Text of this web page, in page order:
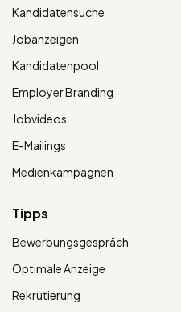
Kandidatensuche
Jobanzeigen
Kandidatenpool
Employer Branding
Jobvideos
E-Mailings
Medienkampagnen
Tipps
Bewerbungsgespräch
Optimale Anzeige
Rekrutierung